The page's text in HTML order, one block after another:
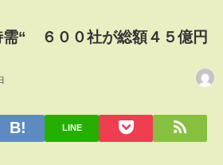
需“ ６００社が総額４５億円
LINE